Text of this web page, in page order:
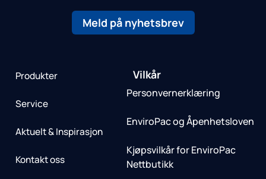
Meld på nyhetsbrev
Produkter
Service
Aktuelt & Inspirasjon
Kontakt oss
Vilkår
Personvernerklæring
EnviroPac og Åpenhetsloven
Kjøpsvilkår for EnviroPac
Nettbutikk